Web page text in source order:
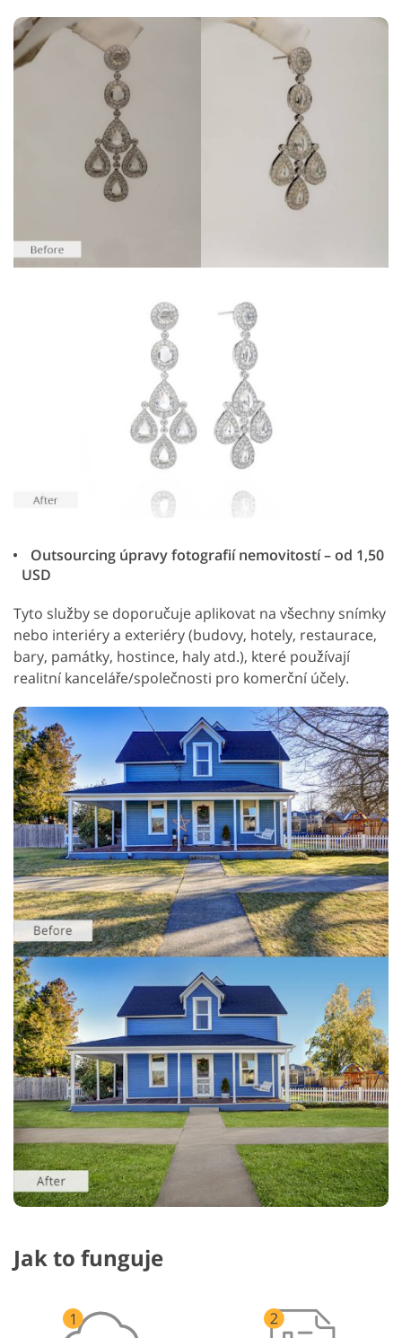
Outsourcing úpravy fotografií nemovitostí – od 1,50
USD
Tyto služby se doporučuje aplikovat na všechny snímky
nebo interiéry a exteriéry (budovy, hotely, restaurace,
bary, památky, hostince, haly atd.), které používají
realitní kanceláře/společnosti pro komerční účely.
Jak to funguje